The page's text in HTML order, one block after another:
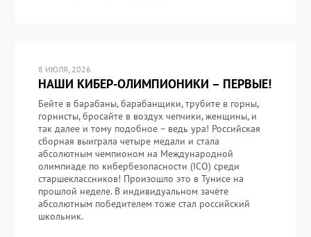
8 ИЮЛЯ, 2026
НАШИ КИБЕР-ОЛИМПИОНИКИ – ПЕРВЫЕ!
Бейте в барабаны, барабанщики, трубите в горны,
горнисты, бросайте в воздух чепчики, женщины, и
так далее и тому подобное – ведь ура! Российская
сборная выиграла четыре медали и стала
абсолютным чемпионом на Международной
олимпиаде по кибербезопасности (ICO) среди
старшеклассников! Произошло это в Тунисе на
прошлой неделе. В индивидуальном зачёте
абсолютным победителем тоже стал российский
школьник.